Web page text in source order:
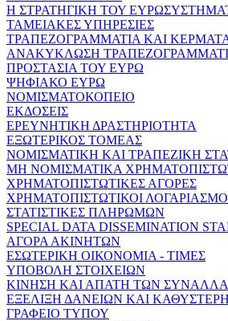
Η ΣΤΡΑΤΗΓΙΚΗ ΤΟΥ
ΤΑΜΕΙΑΚΕΣ ΥΠΗΡΕΣΙΕΣ
ΤΡΑΠΕΖΟΓΡΑΜΜΑΤΙΑ ΚΑΙ
ΑΝΑΚΥΚΛΩΣΗ
ΠΡΟΣΤΑΣΙΑ ΤΟΥ ΕΥΡΩ
ΨΗΦΙΑΚΟ ΕΥΡΩ
ΝΟΜΙΣΜΑΤΟΚΟΠΕΙΟ
ΕΚΔΟΣΕΙΣ
ΕΡΕΥΝΗΤΙΚΗ ΔΡΑΣΤΗΡΙΟΤΗΤΑ
ΕΞΩΤΕΡΙΚΟΣ ΤΟΜΕΑΣ
ΝΟΜΙΣΜΑΤΙΚΗ ΚΑΙ ΤΡΑΠΕΖΙΚΗ
ΜΗ ΝΟΜΙΣΜΑΤΙΚΑ
ΧΡΗΜΑΤΟΠΙΣΤΩΤΙΚΕΣ ΑΓΟΡΕΣ
ΧΡΗΜΑΤΟΠΙΣΤΩΤΙΚΟΙ
ΣΤΑΤΙΣΤΙΚΕΣ ΠΛΗΡΩΜΩΝ
SPECIAL DATA DISSEMINATION
ΑΓΟΡΑ ΑΚΙΝΗΤΩΝ
ΕΣΩΤΕΡΙΚΗ ΟΙΚΟΝΟΜΙΑ - ΤΙΜΕΣ
ΥΠΟΒΟΛΗ ΣΤΟΙΧΕΙΩΝ
ΚΙΝΗΣΗ ΚΑΙ ΑΠΑΤΗ ΤΩΝ
ΕΞΕΛΙΞΗ ΔΑΝΕΙΩΝ ΚΑΙ
ΓΡΑΦΕΙΟ ΤΥΠΟΥ